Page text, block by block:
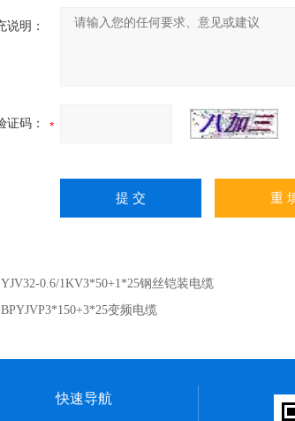
说明：
证码：
YJV32-0.6/1KV3*50+1*25钢丝铠装电缆
BPYJVP3*150+3*25变频电缆
快速导航